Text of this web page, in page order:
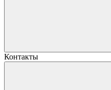
Контакты